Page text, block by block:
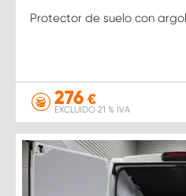
Protector de suelo con
276 €
EXCLUIDO 21 % IVA